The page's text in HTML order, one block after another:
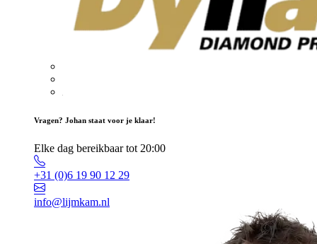
Vragen? Johan staat voor je klaar!
Elke dag bereikbaar tot 20:00
+31 (0)6 19 90 12 29
info@lijmkam.nl